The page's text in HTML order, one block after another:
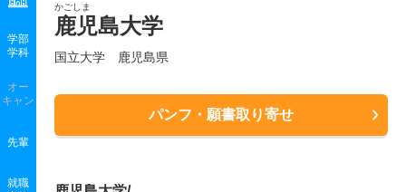
かごしま
鹿児島大学
国立大学 鹿児島県
パンフ・願書取り寄せ
学部
学科
オー
キャン
先輩
就職